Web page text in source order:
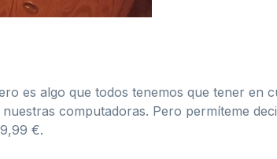
es algo que todos tenemos que tener en
computadoras. Pero permíteme
€.